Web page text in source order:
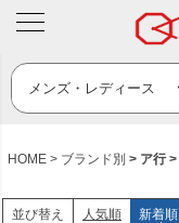
HOME ブランド別 ア行
並び替え 人気順 新着順